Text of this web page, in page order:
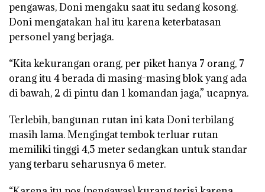
pengawas, Doni mengaku saat itu sedang kosong.
Doni mengatakan hal itu karena keterbatasan
personel yang berjaga.
“Kita kekurangan orang, per piket hanya 7 orang, 7
orang itu 4 berada di masing-masing blok yang ada
di bawah, 2 di pintu dan 1 komandan jaga,” ucapnya.
Terlebih, bangunan rutan ini kata Doni terbilang
masih lama. Mengingat tembok terluar rutan
memiliki tinggi 4,5 meter sedangkan untuk standar
yang terbaru seharusnya 6 meter.